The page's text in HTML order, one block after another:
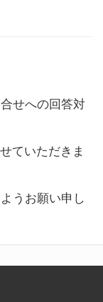
せへの回答対
ていただきま
うお願い申し